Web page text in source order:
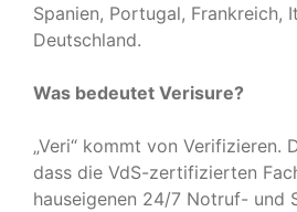
Spanien, Portugal, Frankreich,
Deutschland.
Was bedeutet Verisure?
„Veri“ kommt von Verifizieren.
dass die VdS-zertifizierten
hauseigenen 24/7 Notruf- und